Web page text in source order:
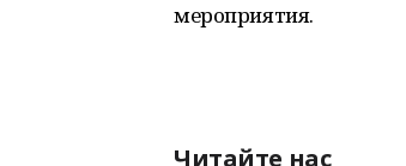
мероприятия.
Читайте нас